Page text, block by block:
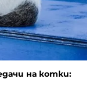
на котки: